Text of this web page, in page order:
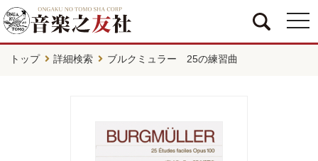
トップ 詳細検索 ブルクミュラー 25の練習曲